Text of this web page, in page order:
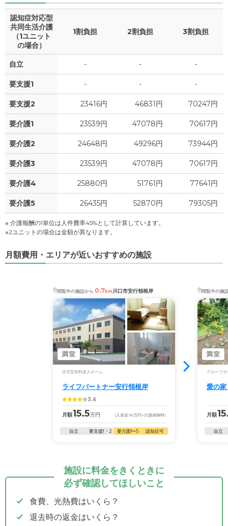
認知症対応型
共同生活介護
（1ユニット
の場合）
1割負担 2割負担 3割負担
自立 - - -
要支援1 - - -
要支援2 23416円 46831円 70247円
要介護1 23539円 47078円 70617円
要介護2 24648円 49296円 73944円
要介護3 23539円 47078円 70617円
要介護4 25880円 51761円 77641円
要介護5 26435円 52870円 79305円
※ 介護報酬の1単位は人件費率45%として計算しています。
※2ユニットの場合は金額が異なります。
月額費用・エリアが近いおすすめの施設
閲覧中の施設から 0.7km川口市安行領根岸
満室
住宅型有料老人ホーム
ライフパートナー安行領根岸
3.6
月額15.5万円 (入居金18万円 +介護保険料)
自立 要支援1・2 要介護1〜5 認知症可
閲覧中の施
満室
グループホ
愛の
月額
自立
施設に料金をきくときに
必ず確認してほしいこと
食費、光熱費はいくら？
退去時の返金はいくら？